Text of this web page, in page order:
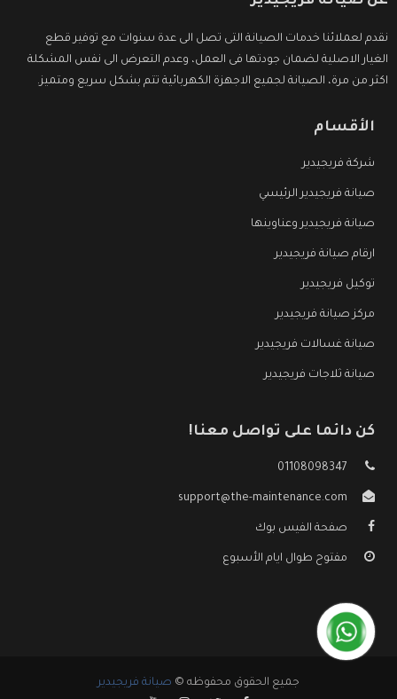
نقدم لعملائنا خدمات الصيانة التى تصل الى عدة سنوات مع توفير قطع
الغيار الاصلية لضمان جودتها فى العمل، وعدم التعرض الى نفس المشكلة
اكثر من مرة، الصيانة لجميع الاجهزة الكهربائية تتم بشكل سريع ومتميز.
الأقسام
شركة فريجيدير
صيانة فريجيدير الرئيسي
صيانة فريجيدير وعناوينها
ارقام صيانة فريجيدير
توكيل فريجيدير
مركز صيانة فريجيدير
صيانة غسالات فريجيدير
صيانة ثلاجات فريجيدير
كن دائما على تواصل معنا!
01108098347
support@the-maintenance.com
صفحة الفيس بوك
مفتوح طوال ايام الأسبوع
جميع الحقوق محفوظه © صيانة فريجيدير